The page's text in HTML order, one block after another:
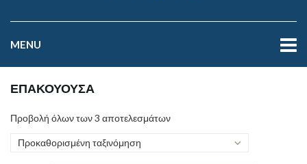
MENU
ΕΠΑΚΟΥΟΥΣΑ
Προβολή όλων των 3 αποτελεσμάτων
Προκαθορισμένη ταξινόμηση